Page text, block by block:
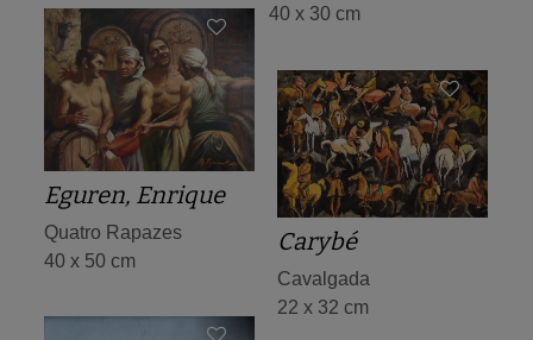
40 x 30 cm
Eguren, Enrique
Quatro Rapazes
40 x 50 cm
Carybé
Cavalgada
22 x 32 cm